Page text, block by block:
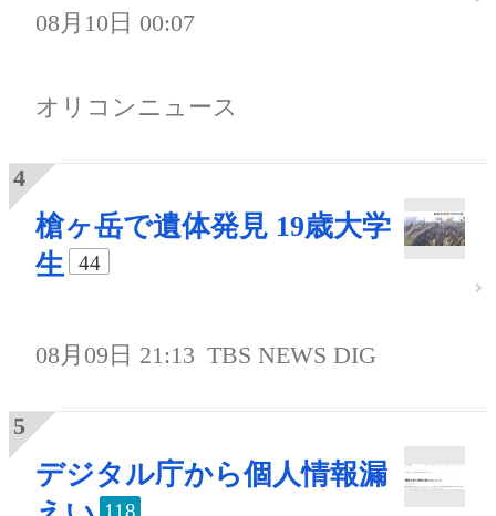
08月10日 00:07
オリコンニュース
槍ヶ岳で遺体発見 19歳大学
生
44
08月09日 21:13 TBS NEWS DIG
デジタル庁から個人情報漏
118